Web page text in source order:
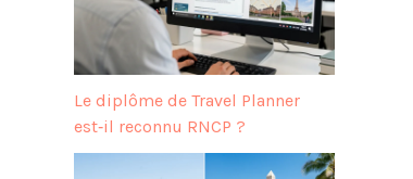
Le diplôme de Travel Planner
est‑il reconnu RNCP ?